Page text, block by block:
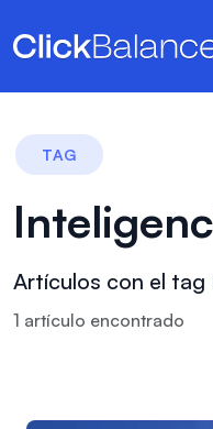
TAG
Artículos con el tag
1 artículo encontrado